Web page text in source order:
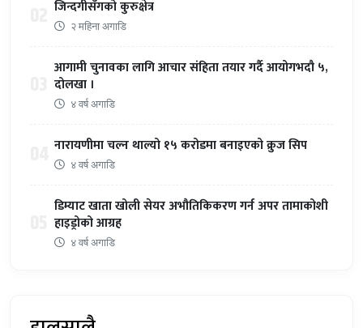
जिन्दगीसँगको कुरुक्षेत्र
२ महिना अगाडि
आगामी चुनावका लागि आचार संहिता तयार गर्दै आयोगभदौ ५,
दोलखा ।
४ वर्ष अगाडि
नारायणीमा चल्न थाल्यो १५ करोडमा बनाइएको क्रुज सिप
४ वर्ष अगाडि
डिम्याट खाता खोली सेयर अभौतिकिकरण गर्न अपर तामाकोशी
हाइड्रोको आग्रह
४ वर्ष अगाडि